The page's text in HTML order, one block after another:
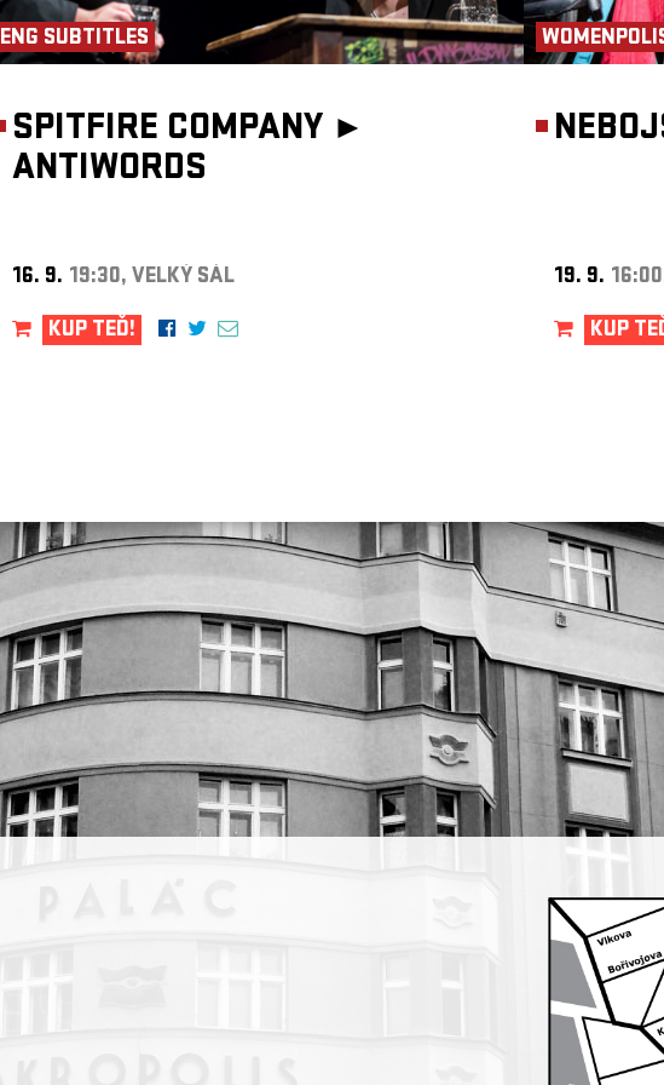
ENG SUBTITLES
SPITFIRE COMPANY ►
ANTIWORDS
16. 9. 19:30, VELKÝ SÁL
KUP TEĎ!
19. 9.
KUP